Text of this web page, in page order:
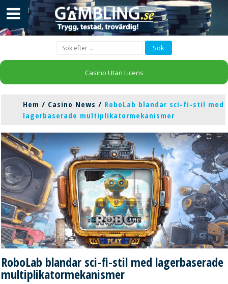
Casino Utan Licens
Hem / Casino News / RoboLab blandar sci-fi-stil med
lagerbaserade multiplikatormekanismer
RoboLab blandar sci-fi-stil med lagerbaserade
multiplikatormekanismer